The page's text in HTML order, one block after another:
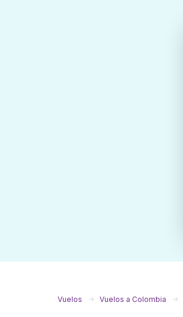
Vuelos Vuelos a Colombia